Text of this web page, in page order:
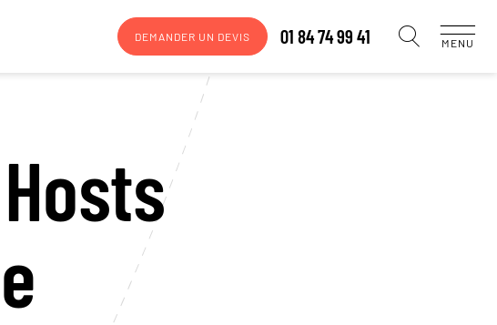
DEMANDER UN DEVIS 01 84 74 99 41 MENU